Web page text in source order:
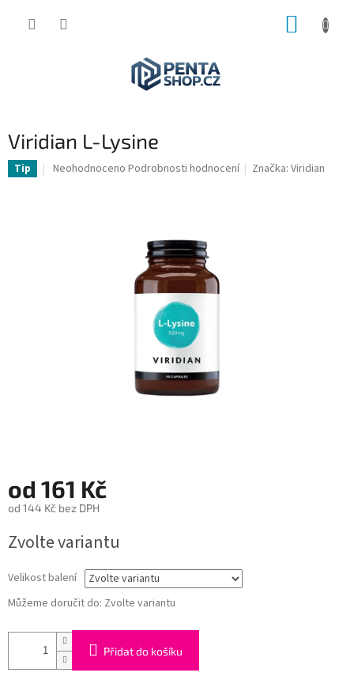
Viridian L-Lysine
Tip
Průměrné
Neohodnoceno Podrobnosti hodnocení Značka:Viridian
od 161 Kč
od 144 Kč bez DPH
cena:
Zvolte variantu
Velikost balení
Můžeme doručit do: Zvolte variantu
Přidat do košíku